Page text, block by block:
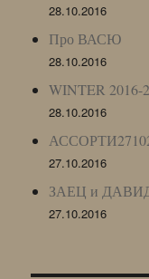
28.10.2016
Про ВАСЮ
28.10.2016
WINTER 2016-
28.10.2016
27.10.2016
ЗАЕЦ и ДАВИД
27.10.2016